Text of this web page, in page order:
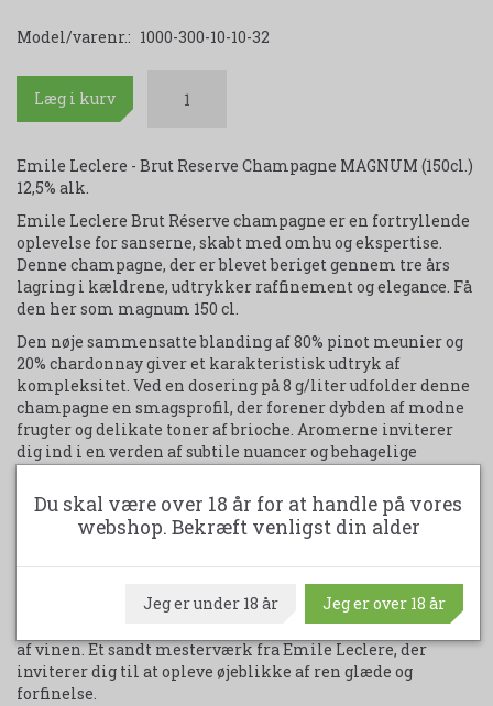
Model/varenr.: 1000-300-10-10-32
Læg i kurv
Emile Leclere - Brut Reserve Champagne MAGNUM (150cl.)
12,5% alk.
Emile Leclere Brut Réserve champagne er en fortryllende
oplevelse for sanserne, skabt med omhu og ekspertise.
Denne champagne, der er blevet beriget gennem tre års
lagring i kældrene, udtrykker raffinement og elegance. Få
den her som magnum 150 cl.
Den nøje sammensatte blanding af 80% pinot meunier og
20% chardonnay giver et karakteristisk udtryk af
kompleksitet. Ved en dosering på 8 g/liter udfolder denne
champagne en smagsprofil, der forener dybden af modne
frugter og delikate toner af brioche. Aromerne inviterer
dig ind i en verden af subtile nuancer og behagelige
Emile Leclere Brut Réserve champagne er ikke kun en
fornøjelse som aperitif, men også en ideel ledsager til
For dem, der søger det ultimative udtryk af denne
champagne, er den også tilgængelig som NATURE med 0
dosering, hvilket fremhæver renheden og autenticiteten
af vinen. Et sandt mesterværk fra Emile Leclere, der
inviterer dig til at opleve øjeblikke af ren glæde og
forfinelse.
Du skal være over 18 år for at handle på vores
webshop. Bekræft venligst din alder
Jeg er under 18 år Jeg er over 18 år